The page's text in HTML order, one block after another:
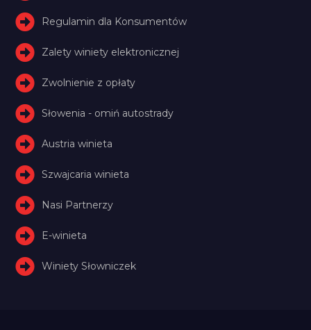
Regulamin dla Konsumentów
Zalety winiety elektronicznej
Zwolnienie z opłaty
Słowenia - omiń autostrady
Austria winieta
Szwajcaria winieta
Nasi Partnerzy
E-winieta
Winiety Słowniczek